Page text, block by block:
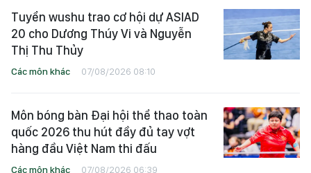
Tuyển wushu trao cơ hội dự ASIAD
20 cho Dương Thúy Vi và Nguyễn
Thị Thu Thủy
Các môn khác 07/08/2026 08:10
Môn bóng bàn Đại hội thể thao toàn
quốc 2026 thu hút đầy đủ tay vợt
hàng đầu Việt Nam thi đấu
Các môn khác 07/08/2026 06:39